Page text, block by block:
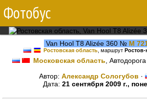
Фотобус
Van Hool T8 Alizée 360 № М
Ростовская область, маршрут
Московская область ,
Автор: Александр Сологубов ·
Дата: 21 сентября 2009 г.,